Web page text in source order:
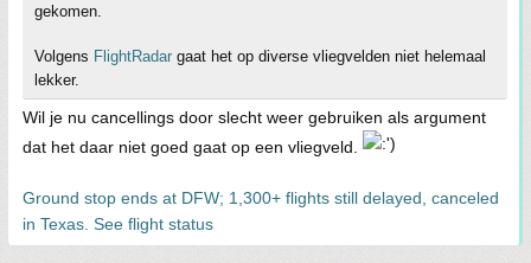
gekomen.
Volgens FlightRadar gaat het op diverse vliegvelden niet helemaal
lekker.
Wil je nu cancellings door slecht weer gebruiken als argument
dat het daar niet goed gaat op een vliegveld.
Ground stop ends at DFW; 1,300+ flights still delayed, canceled
in Texas. See flight status